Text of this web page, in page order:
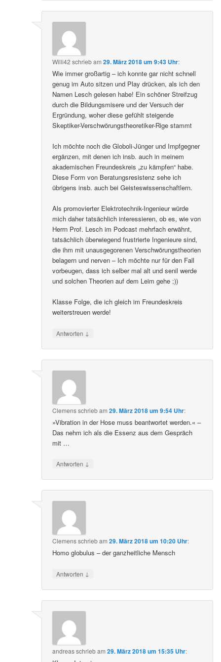
Willi42 schriebam29. März 2018 um 9:43 Uhr:
Wie immer großartig – ich konnte gar nicht schnell
genug im Auto sitzen und Play drücken, als ich den
Namen Lesch gelesen habe! Ein schöner Streifzug
durch die Bildungsmisere und der Versuch der
Ergründung, woher diese gefühlt steigende
Skeptiker-Verschwörungstheoretiker-Rige stammt
Ich möchte noch die Globoli-Jünger und Impfgegner
ergänzen, mit denen ich insb. auch in meinem
akademischen Freundeskreis „zu kämpfen“ habe.
Diese Form von Beratungsresistenz sehe ich
übrigens insb. auch bei Geisteswissenschaftlern.
Als promovierter Elektrotechnik-Ingenieur würde
mich daher tatsächlich interessieren, ob es, wie von
Herrn Prof. Lesch im Podcast mehrfach erwähnt,
tatsächlich überwiegend frustrierte Ingenieure sind,
die ihm mit unausgegorenen Verschwörungstheorien
belagern und nerven – Ich möchte nur für den Fall
vorbeugen, dass ich selber mal alt und senil werde
und solchen Theorien auf dem Leim gehe ;))
Klasse Folge, die ich gleich im Freundeskreis
weiterstreuen werde!
Antworten ↓
Clemensschriebam29. März 2018 um 9:54 Uhr:
»Vibration in der Hose muss beantwortet werden.« –
Das nehm ich als die Essenz aus dem Gespräch
mit …
Antworten ↓
Clemensschriebam29. März 2018 um 10:20 Uhr:
Homo globulus – der ganzheitliche Mensch
Antworten ↓
andreasschriebam29. März 2018 um 15:35 Uhr: